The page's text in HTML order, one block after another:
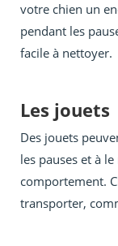
votre chien un
pendant les
facile à nettoyer.
Les jouets
Des jouets
les pauses et à
comportement.
transporter,